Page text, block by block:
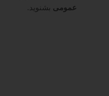
عمومی بشنوید.